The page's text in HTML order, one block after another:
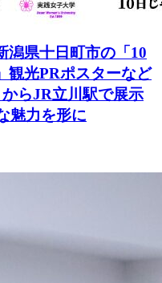
潟県十日町市の「10
観光PRポスターなど
らJR立川駅で展示
魅力を形に